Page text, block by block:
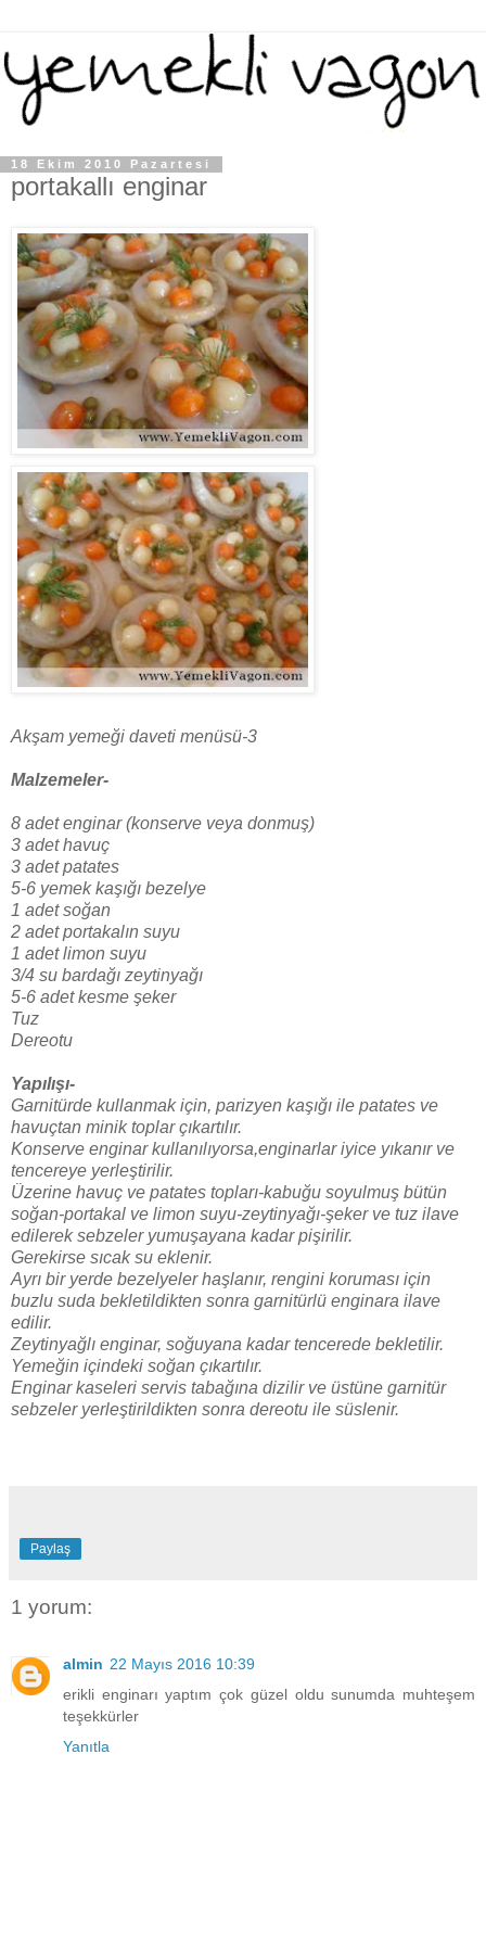
18 Ekim 2010 Pazartesi
portakallı enginar
Akşam yemeği daveti menüsü-3
Malzemeler-
8 adet enginar (konserve veya donmuş)
3 adet havuç
3 adet patates
5-6 yemek kaşığı bezelye
1 adet soğan
2 adet portakalın suyu
1 adet limon suyu
3/4 su bardağı zeytinyağı
5-6 adet kesme şeker
Tuz
Dereotu
Yapılışı-
Garnitürde kullanmak için, parizyen kaşığı ile patates ve
havuçtan minik toplar çıkartılır.
Konserve enginar kullanılıyorsa,enginarlar iyice yıkanır ve
tencereye yerleştirilir.
Üzerine havuç ve patates topları-kabuğu soyulmuş bütün
soğan-portakal ve limon suyu-zeytinyağı-şeker ve tuz ilave
edilerek sebzeler yumuşayana kadar pişirilir.
Gerekirse sıcak su eklenir.
Ayrı bir yerde bezelyeler haşlanır, rengini koruması için
buzlu suda bekletildikten sonra garnitürlü enginara ilave
edilir.
Zeytinyağlı enginar, soğuyana kadar tencerede bekletilir.
Yemeğin içindeki soğan çıkartılır.
Enginar kaseleri servis tabağına dizilir ve üstüne garnitür
sebzeler yerleştirildikten sonra dereotu ile süslenir.
Paylaş
1 yorum:
almin 22 Mayıs 2016 10:39
erikli enginarı yaptım çok güzel oldu sunumda muhteşem
teşekkürler
Yanıtla